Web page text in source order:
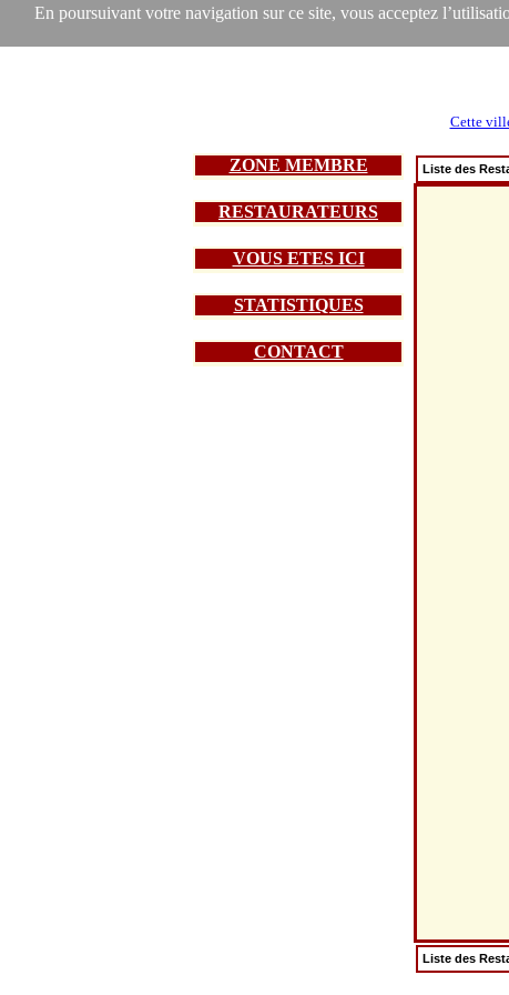
En poursuivant votre navigation sur ce site, vous acceptez
Cette
ZONE MEMBRE
RESTAURATEURS
VOUS ETES ICI
STATISTIQUES
CONTACT
Liste des
Liste des